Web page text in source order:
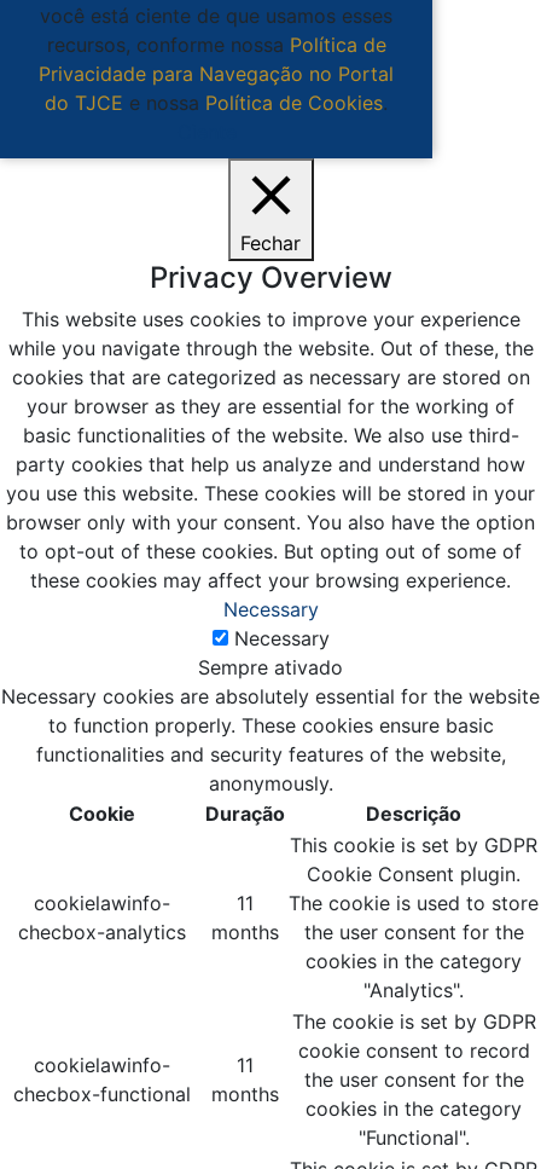
você está ciente de que usamos esses
recursos, conforme nossa Política de
Privacidade para Navegação no Portal
do TJCE e nossa Política de Cookies.
Fechar
Privacy Overview
This website uses cookies to improve your experience
while you navigate through the website. Out of these, the
cookies that are categorized as necessary are stored on
your browser as they are essential for the working of
basic functionalities of the website. We also use third-
party cookies that help us analyze and understand how
you use this website. These cookies will be stored in your
browser only with your consent. You also have the option
to opt-out of these cookies. But opting out of some of
these cookies may affect your browsing experience.
Necessary
Necessary
Sempre ativado
Necessary cookies are absolutely essential for the website
to function properly. These cookies ensure basic
functionalities and security features of the website,
anonymously.
Cookie
Duração Descrição
cookielawinfo-
checbox-analytics
11
months
This cookie is set by GDPR
Cookie Consent plugin.
The cookie is used to store
the user consent for the
cookies in the category
"Analytics".
cookielawinfo-
checbox-functional
11
months
The cookie is set by GDPR
cookie consent to record
the user consent for the
cookies in the category
"Functional".